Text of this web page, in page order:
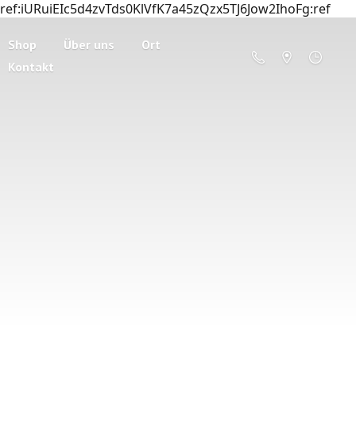
ref:iURuiEIc5d4zvTds0KlVfK7a45zQzx5TJ6Jow2IhoFg:ref
Shop Über uns
Ort
Kontakt